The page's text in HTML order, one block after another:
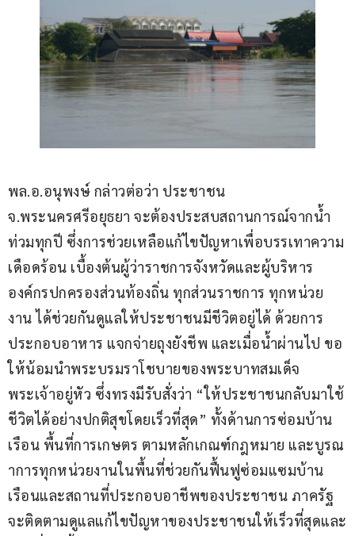
พล.อ.อนุพงษ์ กล่าวต่อว่า ประชาชน
จ.พระนครศรีอยุธยา จะต้องประสบสถานการณ์จากน้ำ
ท่วมทุกปี ซึ่งการช่วยเหลือแก้ไขปัญหาเพื่อบรรเทาความ
เดือดร้อน เบื้องต้นผู้ว่าราชการจังหวัดและผู้บริหาร
องค์กรปกครองส่วนท้องถิ่น ทุกส่วนราชการ ทุกหน่วย
งาน ได้ช่วยกันดูแลให้ประชาชนมีชีวิตอยู่ได้ ด้วยการ
ประกอบอาหาร แจกจ่ายถุงยังชีพ และเมื่อน้ำผ่านไป ขอ
ให้น้อมนำพระบรมราโชบายของพระบาทสมเด็จ
พระเจ้าอยู่หัว ซึ่งทรงมีรับสั่งว่า “ให้ประชาชนกลับมาใช้
ชีวิตได้อย่างปกติสุขโดยเร็วที่สุด” ทั้งด้านการซ่อมบ้าน
เรือน พื้นที่การเกษตร ตามหลักเกณฑ์กฎหมาย และบูรณ
าการทุกหน่วยงานในพื้นที่ช่วยกันฟื้นฟูซ่อมแซมบ้าน
เรือนและสถานที่ประกอบอาชีพของประชาชน ภาครัฐ
จะติดตามดูแลแก้ไขปัญหาของประชาชนให้เร็วที่สุดและ